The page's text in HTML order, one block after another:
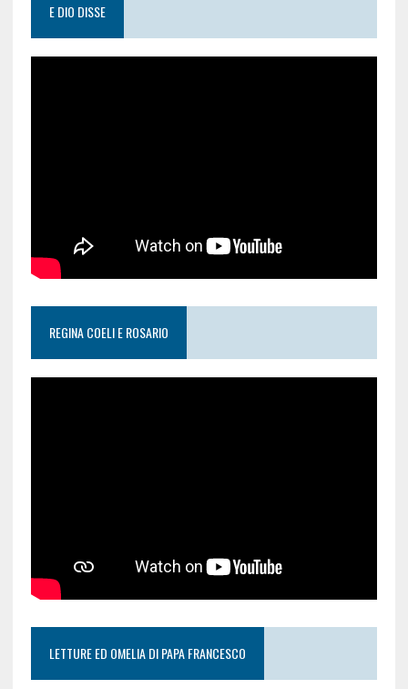
E DIO DISSE
REGINA COELI E ROSARIO
LETTURE ED OMELIA DI PAPA FRANCESCO